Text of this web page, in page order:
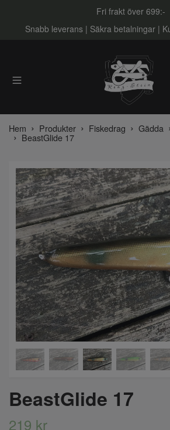
Fri frakt över 699:-
Snabb leverans | Säkra betalningar |
Hem Produkter Fiskedrag Gädda
BeastGlide 17
BeastGlide 17
219 kr